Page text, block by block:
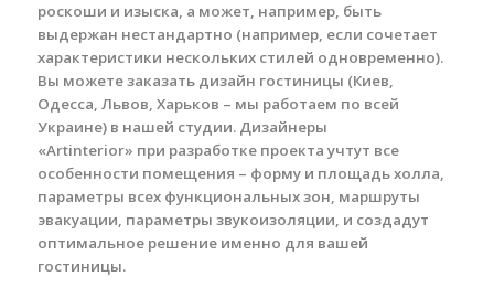
роскоши и изыска, а может, например, быть
выдержан нестандартно (например, если сочетает
характеристики нескольких стилей одновременно).
Вы можете заказать дизайн гостиницы (Киев,
Одесса, Львов, Харьков – мы работаем по всей
Украине) в нашей студии. Дизайнеры
«Artinterior» при разработке проекта учтут все
особенности помещения – форму и площадь холла,
параметры всех функциональных зон, маршруты
эвакуации, параметры звукоизоляции, и создадут
оптимальное решение именно для вашей
гостиницы.